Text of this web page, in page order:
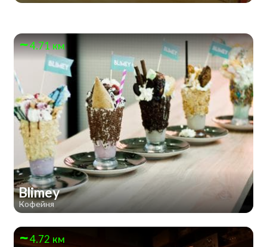
4.71 км
Blimey
Кофейня
4.72 км